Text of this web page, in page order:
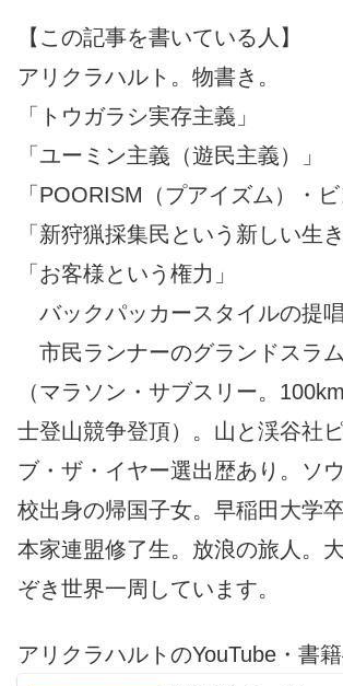
【この記事を書いている人】
アリクラハルト。物書き。
「トウガラシ実存主義」
「ユーミン主義（遊民主義）」
「POORISM（プアイズム）・ビ
「新狩猟採集民という新しい生き
「お客様という権力」
バックパッカースタイルの提唱
市民ランナーのグランドスラ
（マラソン・サブスリー。
士登山競争登頂）。山と渓谷社
ブ・ザ・イヤー選出歴あり。ソ
校出身の帰国子女。早稲田大学
本家連盟修了生。放浪の旅人。
ぞき世界一周しています。
アリクラハルトのYouTube・書